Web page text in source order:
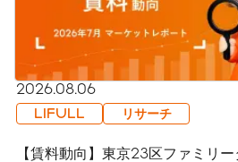
2026.08.06
LIFULL リサーチ
【賃料動向】東京23区ファミリ